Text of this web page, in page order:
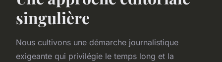
singulière
Nous cultivons une démarche journalistique
exigeante qui privilégie le temps long et la